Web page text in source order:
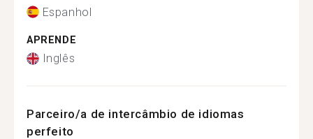
Espanhol
APRENDE
Inglês
Parceiro/a de intercâmbio de idiomas
perfeito